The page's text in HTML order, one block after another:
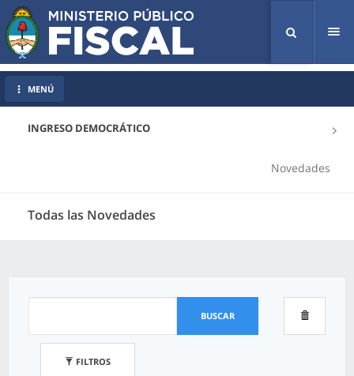
INGRESO DEMOCRÁTICO
Novedades
Todas las Novedades
MENÚ
BUSCAR
FILTROS